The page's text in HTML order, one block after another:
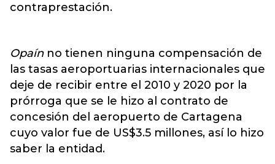
contraprestación.
Opaín no tienen ninguna compensación de
las tasas aeroportuarias internacionales que
deje de recibir entre el 2010 y 2020 por la
prórroga que se le hizo al contrato de
concesión del aeropuerto de Cartagena
cuyo valor fue de US$3.5 millones, así lo hizo
saber la entidad.